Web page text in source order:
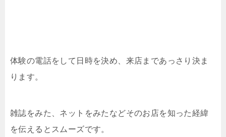
体験の電話をして日時を決め、来店まであっさり決ま
ります。
雑誌をみた、ネットをみたなどそのお店を知った経緯
を伝えるとスムーズです。